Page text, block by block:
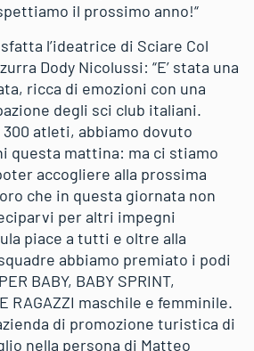
il prossimo anno!“
l’ideatrice di Sciare Col
Dody Nicolussi: “E’ stata una
ricca di emozioni con una
degli sci club italiani.
atleti, abbiamo dovuto
questa mattina: ma ci stiamo
accogliere alla prossima
che in questa giornata non
per altri impegni
piace a tutti e oltre alla
abbiamo premiato i podi
BABY, BABY SPRINT,
RAGAZZI maschile e femminile.
di promozione turistica di
nella persona di Matteo